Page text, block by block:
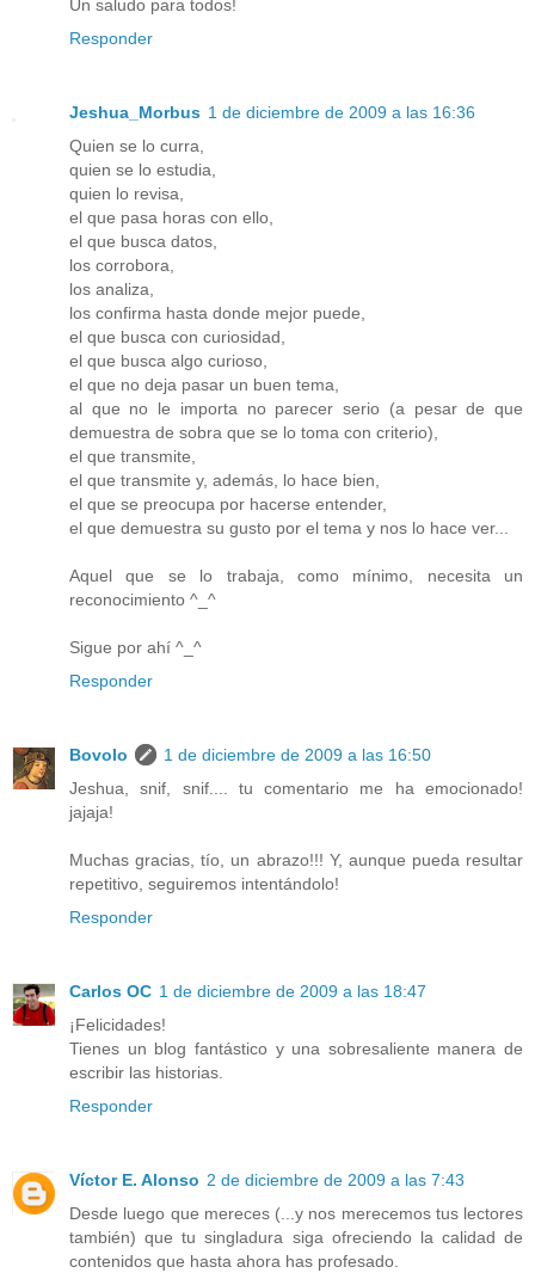
Un saludo para todos!
Responder
Jeshua_Morbus 1 de diciembre de 2009 a las 16:36
Quien se lo curra,
quien se lo estudia,
quien lo revisa,
el que pasa horas con ello,
el que busca datos,
los corrobora,
los analiza,
los confirma hasta donde mejor puede,
el que busca con curiosidad,
el que busca algo curioso,
el que no deja pasar un buen tema,
al que no le importa no parecer serio (a pesar de que
demuestra de sobra que se lo toma con criterio),
el que transmite,
el que transmite y, además, lo hace bien,
el que se preocupa por hacerse entender,
el que demuestra su gusto por el tema y nos lo hace ver...
Aquel que se lo trabaja, como mínimo, necesita un
reconocimiento ^_^
Sigue por ahí ^_^
Responder
Bovolo
1 de diciembre de 2009 a las 16:50
Jeshua, snif, snif.... tu comentario me ha emocionado!
jajaja!
Muchas gracias, tío, un abrazo!!! Y, aunque pueda resultar
repetitivo, seguiremos intentándolo!
Responder
Carlos OC 1 de diciembre de 2009 a las 18:47
¡Felicidades!
Tienes un blog fantástico y una sobresaliente manera de
escribir las historias.
Responder
Víctor E. Alonso 2 de diciembre de 2009 a las 7:43
Desde luego que mereces (...y nos merecemos tus lectores
también) que tu singladura siga ofreciendo la calidad de
contenidos que hasta ahora has profesado.